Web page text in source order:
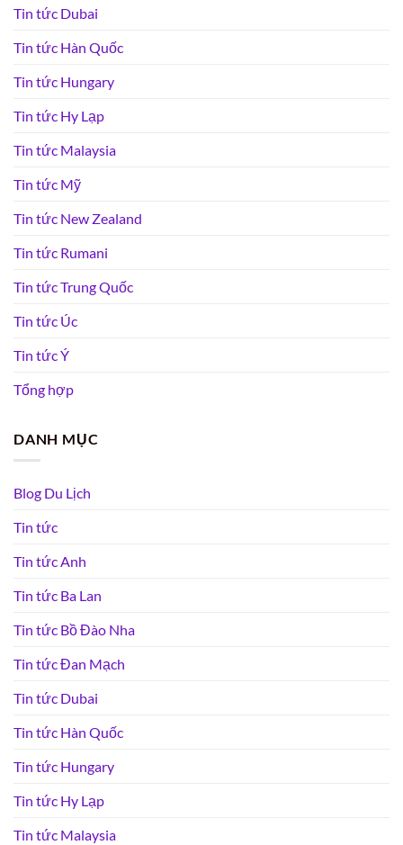
Tin tức Dubai
Tin tức Hàn Quốc
Tin tức Hungary
Tin tức Hy Lạp
Tin tức Malaysia
Tin tức Mỹ
Tin tức New Zealand
Tin tức Rumani
Tin tức Trung Quốc
Tin tức Úc
Tin tức Ý
Tổng hợp
DANH MỤC
Blog Du Lịch
Tin tức
Tin tức Anh
Tin tức Ba Lan
Tin tức Bồ Đào Nha
Tin tức Đan Mạch
Tin tức Dubai
Tin tức Hàn Quốc
Tin tức Hungary
Tin tức Hy Lạp
Tin tức Malaysia